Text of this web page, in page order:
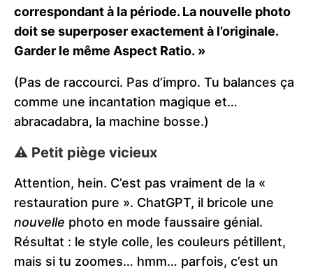
correspondant à la période. La nouvelle photo
doit se superposer exactement à l’originale.
Garder le même Aspect Ratio. »
(Pas de raccourci. Pas d’impro. Tu balances ça
comme une incantation magique et…
abracadabra, la machine bosse.)
⚠️ Petit piège vicieux
Attention, hein. C’est pas vraiment de la «
restauration pure ». ChatGPT, il bricole une
nouvelle photo en mode faussaire génial.
Résultat : le style colle, les couleurs pétillent,
mais si tu zoomes… hmm… parfois, c’est un